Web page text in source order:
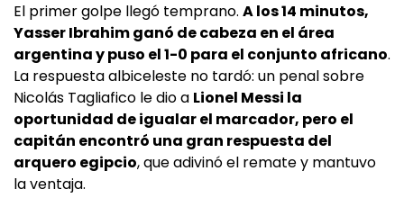
El primer golpe llegó temprano. A los 14 minutos,
Yasser Ibrahim ganó de cabeza en el área
argentina y puso el 1-0 para el conjunto africano.
La respuesta albiceleste no tardó: un penal sobre
Nicolás Tagliafico le dio a Lionel Messi la
oportunidad de igualar el marcador, pero el
capitán encontró una gran respuesta del
arquero egipcio, que adivinó el remate y mantuvo
la ventaja.